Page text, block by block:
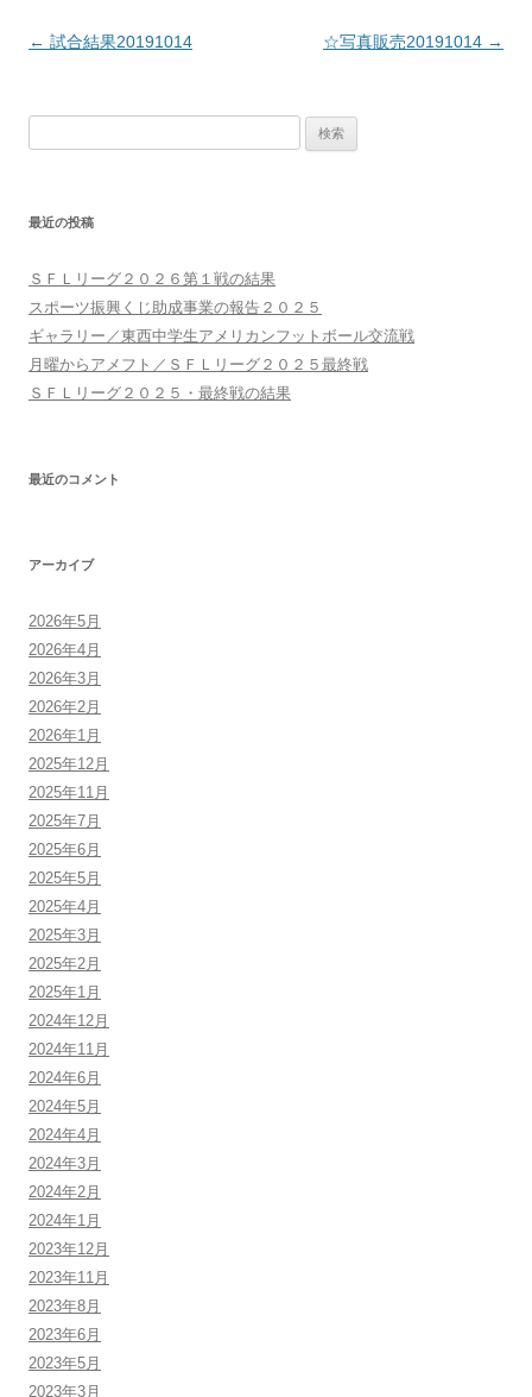
投
ョ
ン
← 試合結果20191014 ☆写真販売20191014 →
最近の投稿
ＳＦＬリーグ２０２６第１戦の結果
スポーツ振興くじ助成事業の報告２０２５
ギャラリー／東西中学生アメリカンフットボール交流戦
月曜からアメフト／ＳＦＬリーグ２０２５最終戦
ＳＦＬリーグ２０２５・最終戦の結果
最近のコメント
アーカイブ
2026年5月
2026年4月
2026年3月
2026年2月
2026年1月
2025年12月
2025年11月
2025年7月
2025年6月
2025年5月
2025年4月
2025年3月
2025年2月
2025年1月
2024年12月
2024年11月
2024年6月
2024年5月
2024年4月
2024年3月
2024年2月
2024年1月
2023年12月
2023年11月
2023年8月
2023年6月
2023年5月
2023年3月